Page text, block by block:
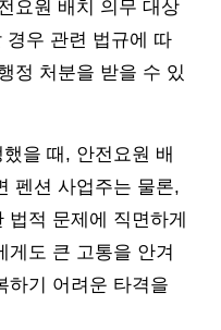
요원 배치 의무 대상
경우 관련 법규에 따
정 처분을 받을 수 있
을 때, 안전요원 배
펜션 사업주는 물론,
법적 문제에 직면하게
게도 큰 고통을 안겨
하기 어려운 타격을